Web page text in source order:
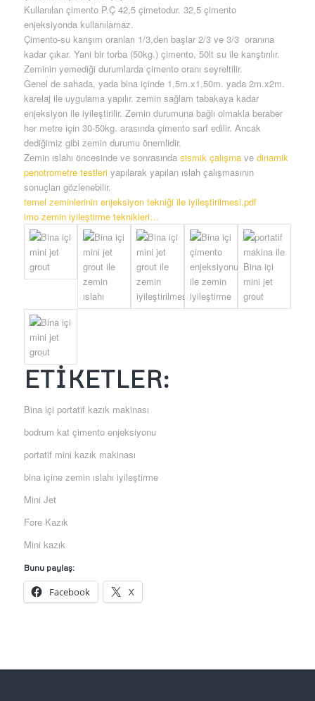
Kullanılan çimento P.Ç 42,5 çimetodur. 32,5 çimento
enjeksiyonda kullanılamaz.
Çimento-su karışım oranları 1/3,den başlar 2/3 ve 3/3 oranına
kadar çıkar. Yani bir torba (50kg.) çimento, 50lt su ile karıştırılır.
Zeminin yemediği durumlarda çimento oranı seyreltilir.
Genel de sahada, yada bina içinde 1,5m.x1,50m. yada 2m.x2m.
karelaj ile uygulama yapılır. zemin sağlam tabakaya kadar
enjeksiyon ile iyileştirilir. Zemin durumuna bağlı olmakla beraber
her metre için 30-50kg. arasında çimento sarf edilir. Ancak
dediğimiz gibi zemin durumu önemlidir.
Zemin ıslahı öncesinde ve sonrasında sismik çalışmave dinamik
penotrometre testleri yapılarak yapılan ıslah çalışmasının
sonuçları gözlenebilir.
temel zeminlerinin enjeksiyon tekniği ile iyileştirilmesi.pdf
imo zemin iyileştirme teknikleri…
ETİKETLER:
Bina içi portatif kazık makinası
bodrum kat çimento enjeksiyonu
portatif mini kazık makinası
bina içine zemin ıslahı iyileştirme
Mini Jet
Fore Kazık
Mini kazık
Bunu paylaş:
Facebook X